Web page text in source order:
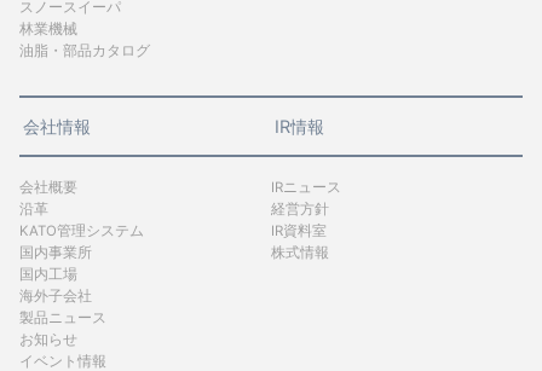
スノースイーパ
林業機械
油脂・部品カタログ
会社情報
会社概要
沿革
KATO管理システム
国内事業所
国内工場
海外子会社
製品ニュース
お知らせ
イベント情報
IR情報
IRニュース
経営方針
IR資料室
株式情報